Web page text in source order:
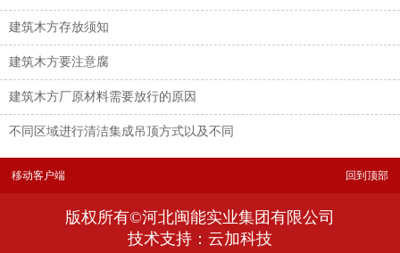
建筑木方存放须知
建筑木方要注意腐
建筑木方厂原材料需要放行的原因
不同区域进行清洁集成吊顶方式以及不同
移动客户端 回到顶部
版权所有©河北闽能实业集团有限公司
技术支持：云加科技